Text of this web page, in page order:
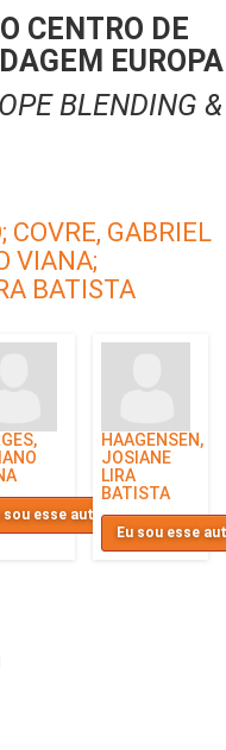
CENTRO DE
EUROPA
BLENDING &
COVRE, GABRIEL
VIANA;
BATISTA
sou esse autor
HAAGENSEN,
JOSIANE
LIRA
BATISTA
Eu sou esse